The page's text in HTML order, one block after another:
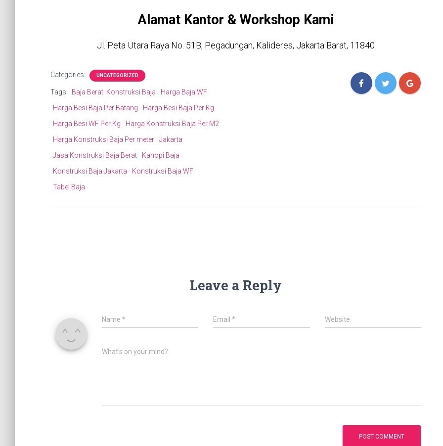
Alamat Kantor & Workshop Kami
Jl. Peta Utara Raya No. 51B, Pegadungan, Kalideres, Jakarta Barat, 11840
Categories: UNCATEGORIZED
Tags: Baja Berat. Konstruksi Baja
Harga Baja WF
Harga Besi Baja Per Batang
Harga Besi Baja Per Kg
Harga Besi WF Per Kg
Harga Konstruksi Baja Per M2
Harga Konstruksi Baja Per meter
Jakarta
Jasa Konstruksi Baja Berat
Kanopi Baja
Konstruksi Baja Jakarta
Konstruksi Baja WF
Tabel Baja
Leave a Reply
Name * Email* Website
What's on your mind?